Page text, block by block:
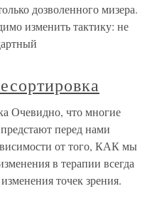
дозволенного мизера.
изменить тактику: не
Очевидно, что многие
перед нами
от того, КАК мы
в терапии всегда
точек зрения.